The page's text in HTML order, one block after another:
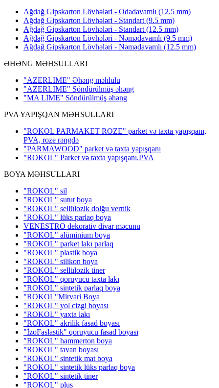
Ağdağ Gipskarton Lövhələri - Odadavamlı (12.5 mm)
Ağdağ Gipskarton Lövhələri - Standart (9.5 mm)
Ağdağ Gipskarton Lövhələri - Standart (12.5 mm)
Ağdağ Gipskarton Lövhələri - Nəmədavamlı (9.5 mm)
Ağdağ Gipskarton Lövhələri - Nəmədavamlı (12.5 mm)
ƏHƏNG MƏHSULLARI
"AZERLIME" Əhəng məhlulu
"AZERLIME" Söndürülmüş əhəng
"MA LIME" Söndürülmüş əhəng
PVA YAPIŞQAN MƏHSULLARI
"ROKOL PARMAKET ROZE" parket və taxta yapışqanı,
PVA, roze rəngdə
"PARMAWOOD" parket və taxta yapışqanı
"ROKOL" Parket və taxta yapışqanı,PVA
BOYA MƏHSULLARI
"ROKOL" sil
"ROKOL" sutut boya
"ROKOL" sellülozik dolğu vernik
"ROKOL" lüks parlaq boya
VENESTRO dekorativ divar məcunu
"ROKOL" alüminium boya
"ROKOL" parket lakı parlaq
"ROKOL" plastik boya
"ROKOL" silikon boya
"ROKOL" sellülozik tiner
"ROKOL" qoruyucu taxta lakı
"ROKOL" sintetik parlaq boya
"ROKOL"Mirvari Boya
"ROKOL" yol cizgi boyası
"ROKOL" yaxta lakı
"ROKOL" akrilik fasad boyası
"İzoFaslastik" qoruyucu fasad boyası
"ROKOL" hammerton boya
"ROKOL" tavan boyası
"ROKOL" sintetik mat boya
"ROKOL" sintetik lüks parlaq boya
"ROKOL" sintetik tiner
"ROKOL" plus